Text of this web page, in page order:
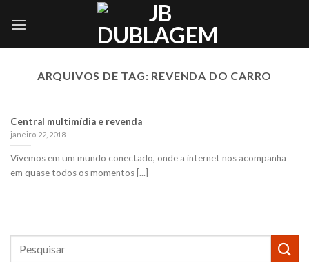
ARQUIVOS DE TAG: REVENDA DO CARRO
Central multimídia e revenda
janeiro 22, 2018
Vivemos em um mundo conectado, onde a internet nos acompanha
em quase todos os momentos [...]